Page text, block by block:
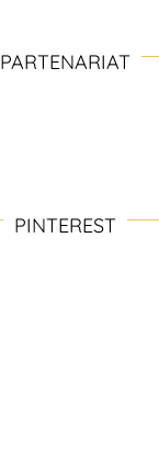
PARTENARIAT
PINTEREST